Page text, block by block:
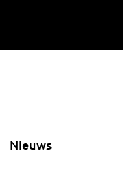
Nieuws